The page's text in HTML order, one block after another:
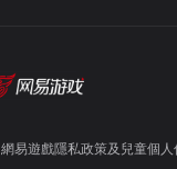
網易遊戲隱私政策及兒童個